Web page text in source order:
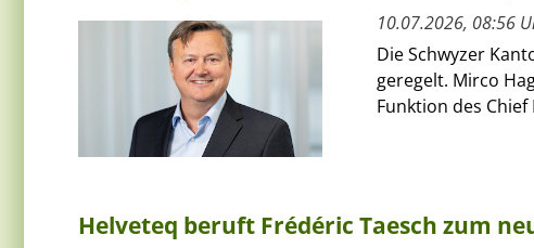
10.07.2026, 08:56
Die Schwyzer
geregelt. Mirco
Funktion des
Helveteq beruft Frédéric Taesch zum